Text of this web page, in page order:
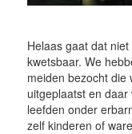
Helaas gaat dat
kwetsbaar. We
meiden bezocht die
uitgeplaatst en
leefden onder
zelf kinderen of